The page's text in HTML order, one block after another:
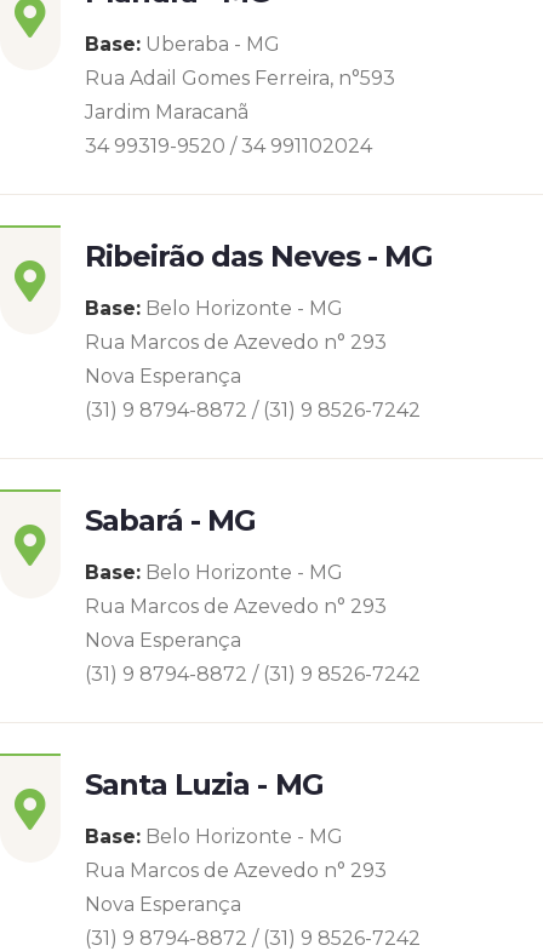
Base: Uberaba - MG
Rua Adail Gomes Ferreira, n°593
Jardim Maracanã
34 99319-9520 / 34 991102024
Ribeirão das Neves - MG
Base: Belo Horizonte - MG
Rua Marcos de Azevedo n° 293
Nova Esperança
(31) 9 8794-8872 / (31) 9 8526-7242
Sabará - MG
Base: Belo Horizonte - MG
Rua Marcos de Azevedo n° 293
Nova Esperança
(31) 9 8794-8872 / (31) 9 8526-7242
Santa Luzia - MG
Base: Belo Horizonte - MG
Rua Marcos de Azevedo n° 293
Nova Esperança
(31) 9 8794-8872 / (31) 9 8526-7242